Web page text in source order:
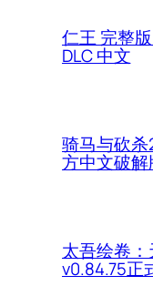
仁王 完整版
DLC 中文
骑马与砍
方中文破
太吾绘卷
v0.84.75正